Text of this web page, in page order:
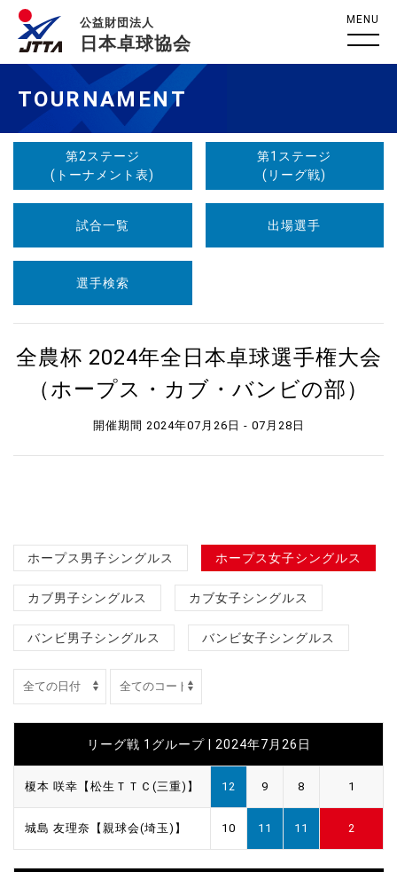
公益財団法人
日本卓球協会
MENU
TOURNAMENT
第2ステージ
(トーナメント表)
第1ステージ
(リーグ戦)
試合一覧 出場選手
選手検索
全農杯 2024年全日本卓球選手権大会
（ホープス・カブ・バンビの部）
開催期間 2024年07月26日 - 07月28日
ホープス男子シングルス ホープス女子シングルス
カブ男子シングルス カブ女子シングルス
バンビ男子シングルス バンビ女子シングルス
リーグ戦 1グループ | 2024年7月26日
榎本 咲幸【松生ＴＴＣ(三重)】 12 9 8 1
城島 友理奈【親球会(埼玉)】 10 11 11 2